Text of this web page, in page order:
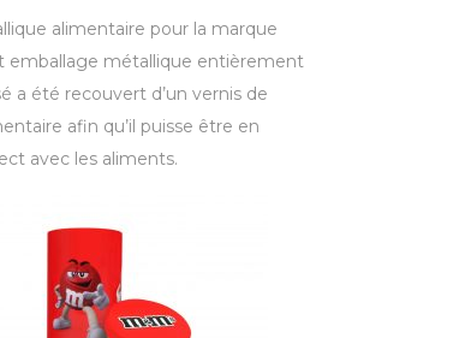
alimentaire pour la marque
emballage métallique entièrement
a été recouvert d’un vernis de
afin qu’il puisse être en
avec les aliments.